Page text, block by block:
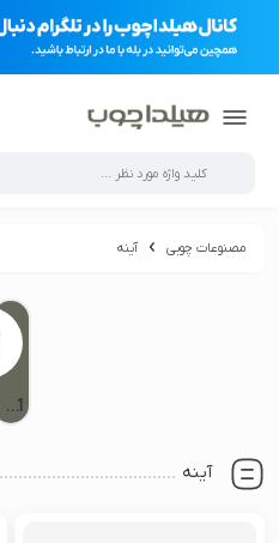
مصنوعات چوبی آینه
آینه قدی
آینه